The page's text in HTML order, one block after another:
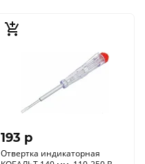
193 p
Отвертка индикаторная